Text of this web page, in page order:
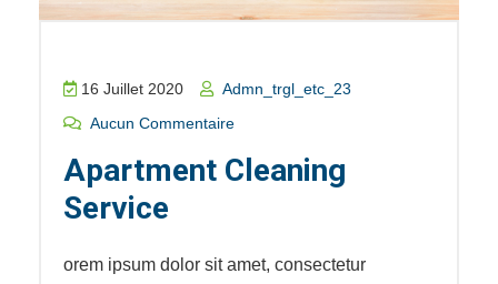
16 Juillet 2020
Admn_trgl_etc_23
Aucun Commentaire
Apartment Cleaning
Service
orem ipsum dolor sit amet, consectetur